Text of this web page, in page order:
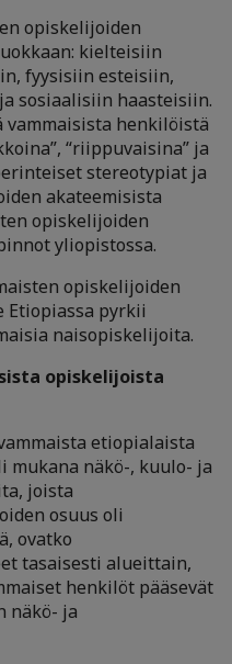
opiskelijoiden
kielteisiin
fyysisiin esteisiin,
sosiaalisiin haasteisiin.
vammaisista henkilöistä
“riippuvaisina” ja
stereotypiat ja
akateemisista
opiskelijoiden
yliopistossa.
opiskelijoiden
Etiopiassa pyrkii
naisopiskelijoita.
opiskelijoista
etiopialaista
mukana näkö-, kuulo- ja
joista
osuus oli
ovatko
tasaisesti alueittain,
henkilöt pääsevät
näkö- ja